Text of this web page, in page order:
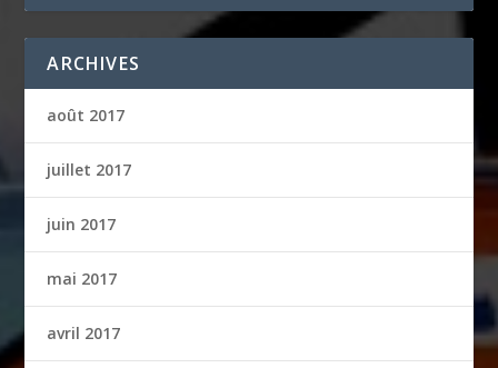
ARCHIVES
août 2017
juillet 2017
juin 2017
mai 2017
avril 2017